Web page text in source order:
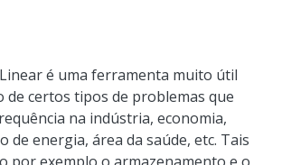
é uma ferramenta muito útil
de certos tipos de problemas que
na indústria, economia,
de energia, área da saúde, etc. Tais